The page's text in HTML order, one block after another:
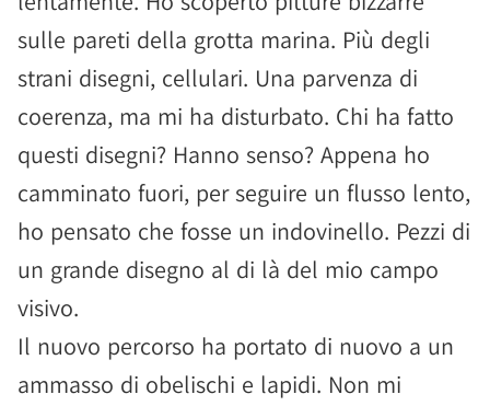
sulle pareti della grotta marina. Più degli
strani disegni, cellulari. Una parvenza di
coerenza, ma mi ha disturbato. Chi ha fatto
questi disegni? Hanno senso? Appena ho
camminato fuori, per seguire un flusso lento,
ho pensato che fosse un indovinello. Pezzi di
un grande disegno al di là del mio campo
visivo.
Il nuovo percorso ha portato di nuovo a un
ammasso di obelischi e lapidi. Non mi